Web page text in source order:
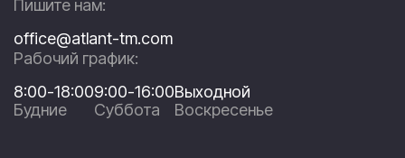
Пишите нам:
office@atlant-tm.com
Рабочий график:
8:00-18:00
Будние
9:00-16:00
Суббота
Выходной
Воскресенье